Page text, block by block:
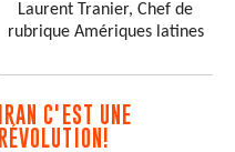
Laurent Tranier, Chef de
rubrique Amériques latines
IRAN C'EST UNE
RÉVOLUTION!